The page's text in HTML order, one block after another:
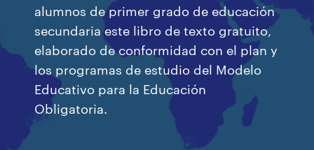
alumnos de primer grado de educación
secundaria este libro de texto gratuito,
elaborado de conformidad con el plan y
los programas de estudio del Modelo
Educativo para la Educación
Obligatoria.